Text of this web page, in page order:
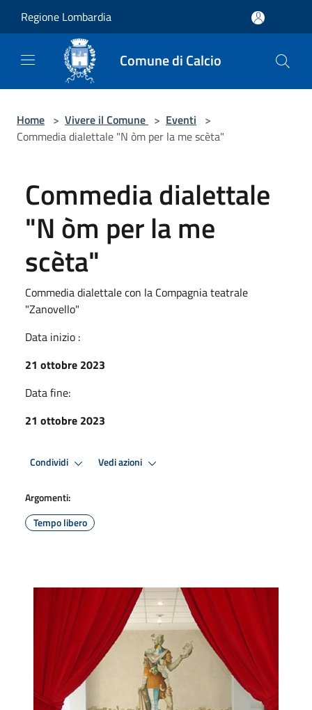
Regione Lombardia
Comune di Calcio
Home > Vivere il Comune > Eventi >
Commedia dialettale "N òm per la me scèta"
Commedia dialettale
"N òm per la me
scèta"
Commedia dialettale con la Compagnia teatrale
"Zanovello"
Data inizio :
21 ottobre 2023
Data fine:
21 ottobre 2023
Condividi Vedi azioni
Argomenti:
Tempo libero